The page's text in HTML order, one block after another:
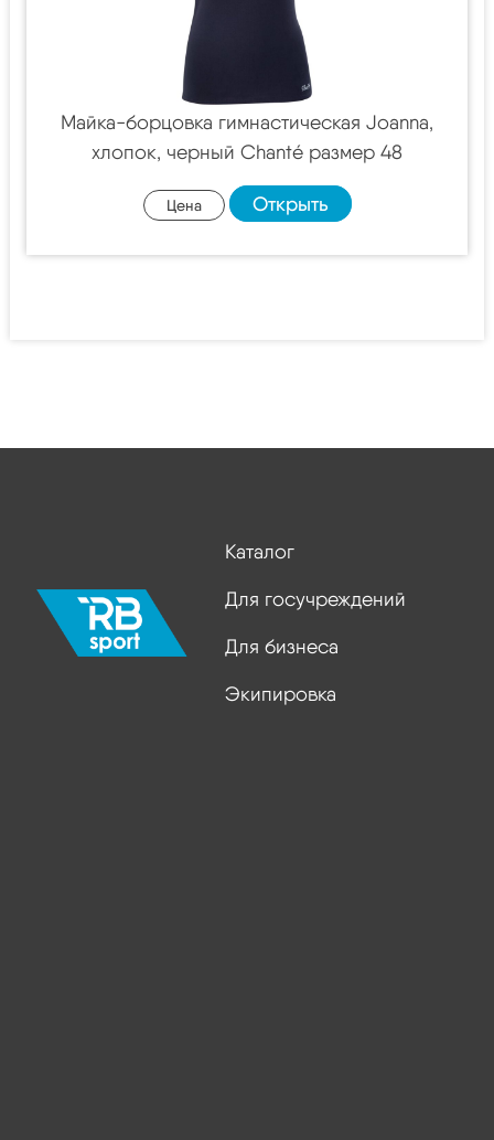
Майка-борцовка гимнастическая Joanna,
хлопок, черный Chanté размер 48
Цена Открыть
Каталог
Для госучреждений
Для бизнеса
Экипировка